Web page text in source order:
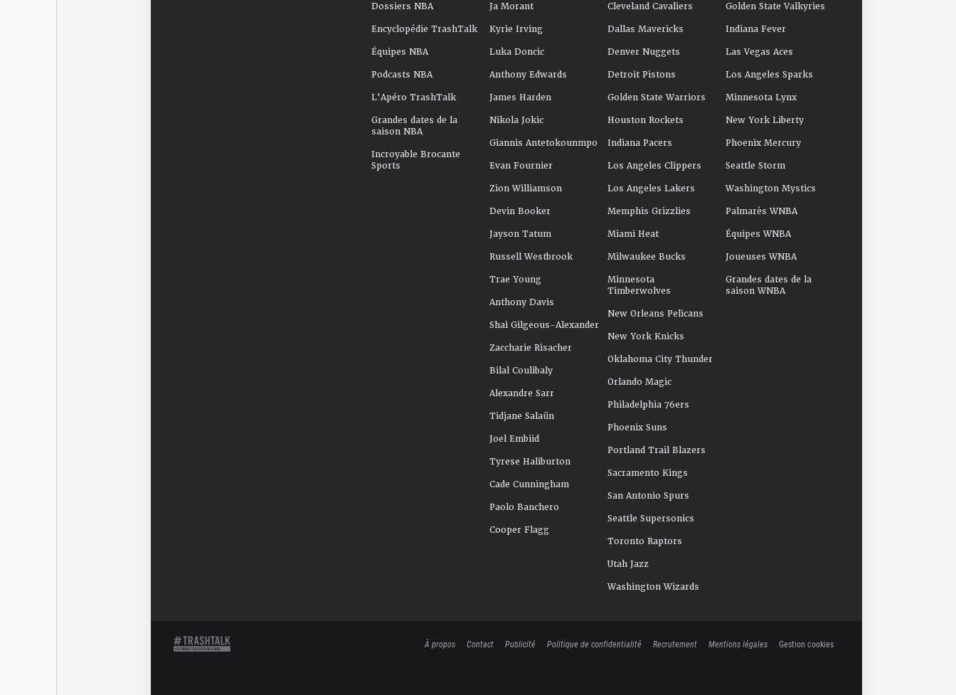
Dossiers NBA
Encyclopédie TrashTalk
Équipes NBA
Podcasts NBA
L'Apéro TrashTalk
Grandes dates de la
saison NBA
Incroyable Brocante
Sports
Ja Morant
Kyrie Irving
Luka Doncic
Anthony Edwards
James Harden
Nikola Jokic
Giannis Antetokounmpo
Evan Fournier
Zion Williamson
Devin Booker
Jayson Tatum
Russell Westbrook
Trae Young
Anthony Davis
Shai Gilgeous-Alexander
Zaccharie Risacher
Bilal Coulibaly
Alexandre Sarr
Tidjane Salaün
Joel Embiid
Tyrese Haliburton
Cade Cunningham
Paolo Banchero
Cooper Flagg
Cleveland Cavaliers
Dallas Mavericks
Denver Nuggets
Detroit Pistons
Golden State Warriors
Houston Rockets
Indiana Pacers
Los Angeles Clippers
Los Angeles Lakers
Memphis Grizzlies
Miami Heat
Milwaukee Bucks
Minnesota
Timberwolves
New Orleans Pelicans
New York Knicks
Oklahoma City Thunder
Orlando Magic
Philadelphia 76ers
Phoenix Suns
Portland Trail Blazers
Sacramento Kings
San Antonio Spurs
Seattle Supersonics
Toronto Raptors
Utah Jazz
Washington Wizards
Golden State Valkyries
Indiana Fever
Las Vegas Aces
Los Angeles Sparks
Minnesota Lynx
New York Liberty
Phoenix Mercury
Seattle Storm
Washington Mystics
Palmarès WNBA
Équipes WNBA
Joueuses WNBA
Grandes dates de la
saison WNBA
À propos Contact Publicité Politique de confidentialité Recrutement Mentions légales Gestion cookies